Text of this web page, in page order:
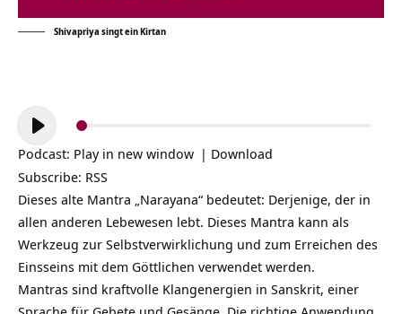
Shivapriya singt ein Kirtan
Audio-
Player
Podcast: Play in new window | Download
Subscribe: RSS
Dieses alte Mantra „Narayana“ bedeutet: Derjenige, der in
allen anderen Lebewesen lebt. Dieses Mantra kann als
Werkzeug zur Selbstverwirklichung und zum Erreichen des
Einsseins mit dem Göttlichen verwendet werden.
Mantras sind kraftvolle Klangenergien in Sanskrit, einer